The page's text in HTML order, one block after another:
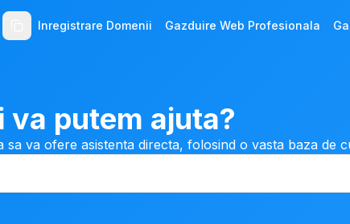
Inregistrare Domenii Gazduire Web Profesionala
putem ajuta?
sa va ofere asistenta directa, folosind o vasta baza de